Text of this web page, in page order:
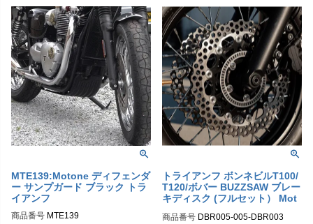
スラクストン1200/R/RS
MTE139:Motone ディフェンダ
ー サンプガード ブラック トラ
イアンフ
商品番号 MTE139
トライアンフ ボンネビルT100/
T120/ボバー BUZZSAW ブレー
キディスク (フルセット） Mot
商品番号 DBR005-005-DBR003